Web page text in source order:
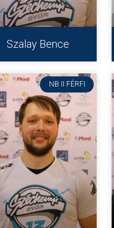
Szalay Bence
NB II FÉRFI